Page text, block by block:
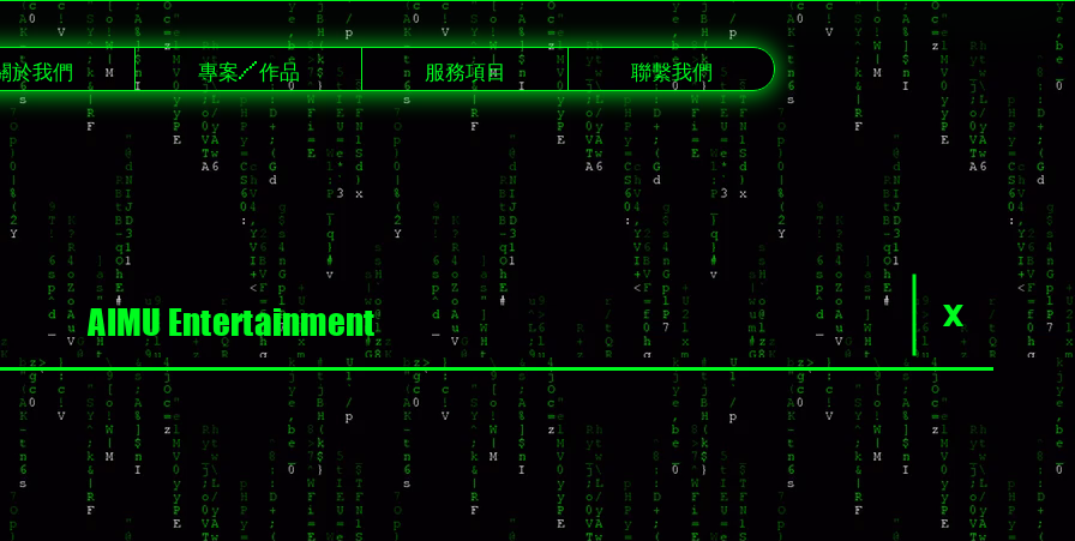
於我們 專案/作品 服務項目 聯繫我們
AIMU Entertainment X